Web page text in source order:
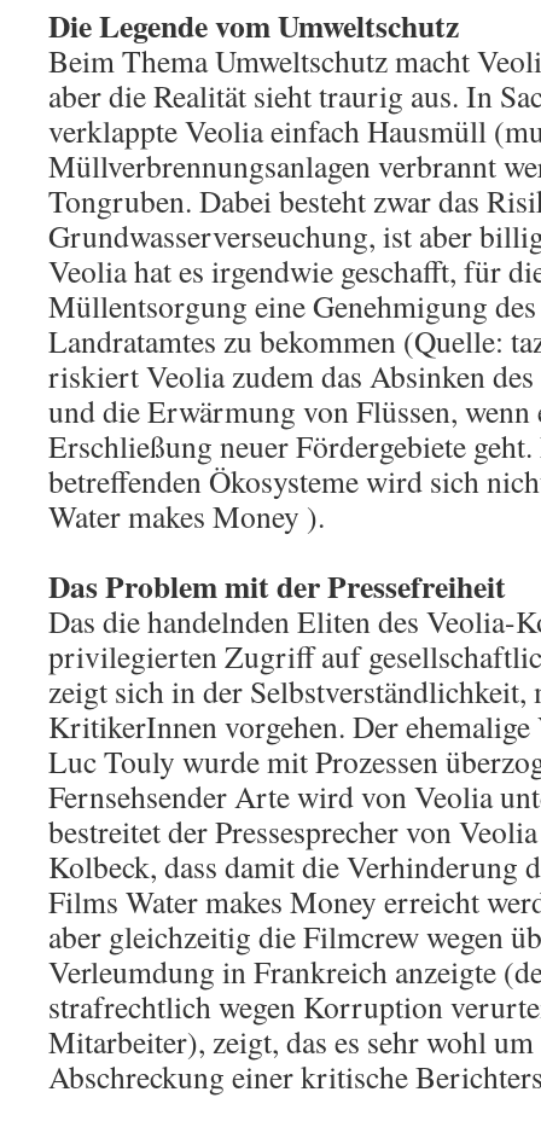
Die Legende vom Umweltschutz
Beim Thema Umweltschutz macht
aber die Realität sieht traurig aus. In
verklappte Veolia einfach Hausmüll
Müllverbrennungsanlagen verbrannt
Tongruben. Dabei besteht zwar das
Grundwasserverseuchung, ist aber
Veolia hat es irgendwie geschafft, für
Müllentsorgung eine Genehmigung
Landratamtes zu bekommen (Quelle:
riskiert Veolia zudem das Absinken
und die Erwärmung von Flüssen, wenn
Erschließung neuer Fördergebiete
betreffenden Ökosysteme wird sich
Water makes Money ).
Das Problem mit der Pressefreiheit
Das die handelnden Eliten des Veolia-
privilegierten Zugriff auf
zeigt sich in der Selbstverständlichkeit,
KritikerInnen vorgehen. Der ehemalige
Luc Touly wurde mit Prozessen
Fernsehsender Arte wird von Veolia
bestreitet der Pressesprecher von
Kolbeck, dass damit die Verhinderung
Films Water makes Money erreicht
aber gleichzeitig die Filmcrew wegen
Verleumdung in Frankreich anzeigte
strafrechtlich wegen Korruption
Mitarbeiter), zeigt, das es sehr wohl
Abschreckung einer kritische